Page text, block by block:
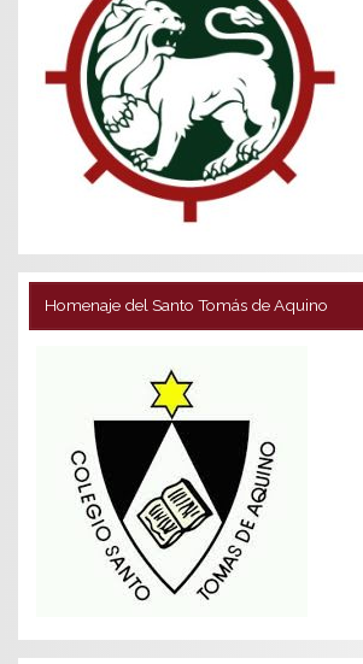
Homenaje del Santo Tomás de Aquino